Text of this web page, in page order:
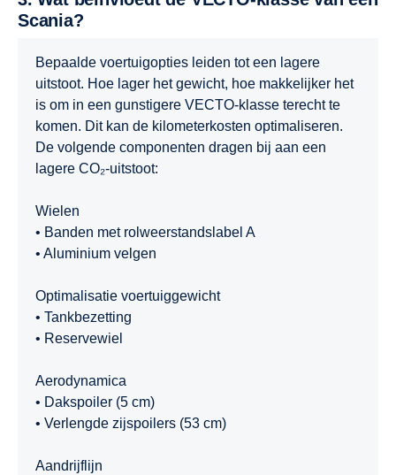
Scania?
Bepaalde voertuigopties leiden tot een lagere
uitstoot. Hoe lager het gewicht, hoe makkelijker het
is om in een gunstigere VECTO-klasse terecht te
komen. Dit kan de kilometerkosten optimaliseren.
De volgende componenten dragen bij aan een
lagere CO₂-uitstoot:
Wielen
• Banden met rolweerstandslabel A
• Aluminium velgen
Optimalisatie voertuiggewicht
• Tankbezetting
• Reservewiel
Aerodynamica
• Dakspoiler (5 cm)
• Verlengde zijspoilers (53 cm)
Aandrijflijn